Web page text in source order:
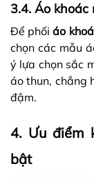
3.4. Áo khoác
Để phốiáo
chọn các mẫu
ý lựa chọn sắc
áo thun, chẳng
đậm.
4. Ưu điểm
bật